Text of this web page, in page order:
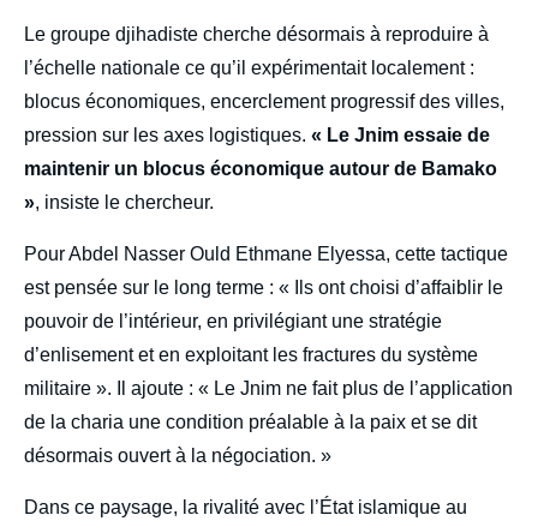
Le groupe djihadiste cherche désormais à reproduire à
l’échelle nationale ce qu’il expérimentait localement :
blocus économiques, encerclement progressif des villes,
pression sur les axes logistiques. « Le Jnim essaie de
maintenir un blocus économique autour de Bamako
», insiste le chercheur.
Pour Abdel Nasser Ould Ethmane Elyessa, cette tactique
est pensée sur le long terme : « Ils ont choisi d’affaiblir le
pouvoir de l’intérieur, en privilégiant une stratégie
d’enlisement et en exploitant les fractures du système
militaire ». Il ajoute : « Le Jnim ne fait plus de l’application
de la charia une condition préalable à la paix et se dit
désormais ouvert à la négociation. »
Dans ce paysage, la rivalité avec l’État islamique au